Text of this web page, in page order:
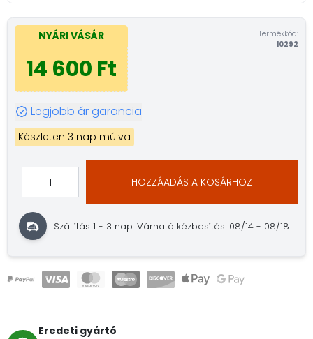
NYÁRI VÁSÁR
14 600 Ft
Termékkód:
10292
Legjobb ár garancia
Készleten 3 nap múlva
HOZZÁADÁS A KOSÁRHOZ
Szállítás 1 - 3 nap.Várható kézbesítés: 08/14 - 08/18
Eredeti gyártó